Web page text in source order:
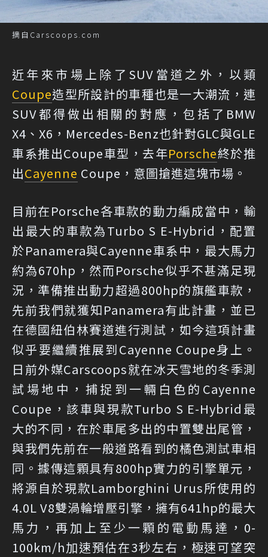
摘自Carscoops.com
近年來市場上除了SUV當道之外，以類
Coupe造型所設計的車種也是一大潮流，連
SUV都得做出相關的對應，包括了BMW
X4、X6，Mercedes-Benz也針對GLC與GLE
車系推出Coupe車型，去年Porsche終於推
出Cayenne Coupe，意圖搶進這塊市場。
目前在Porsche各車款的動力編成當中，輸
出最大的車款為Turbo S E-Hybrid，配置
於Panamera與Cayenne車系中，最大馬力
約為670hp，然而Porsche似乎不甚滿足現
況，準備推出動力超過800hp的旗艦車款，
先前我們就獲知Panamera有此計畫，並已
在德國紐伯林賽道進行測試，如今這項計畫
似乎要繼續推展到Cayenne Coupe身上。
日前外媒Carscoops就在冰天雪地的冬季測
試場地中，捕捉到一輛白色的Cayenne
Coupe，該車與現款Turbo S E-Hybrid最
大的不同，在於車尾多出的中置雙出尾管，
與我們先前在一般道路看到的橘色測試車相
同。據傳這顆具有800hp實力的引擎單元，
將源自於現款Lamborghini Urus所使用的
4.0L V8雙渦輪增壓引擎，擁有641hp的最大
馬力，再加上至少一顆的電動馬達，0-
100km/h加速預估在3秒左右，極速可望突